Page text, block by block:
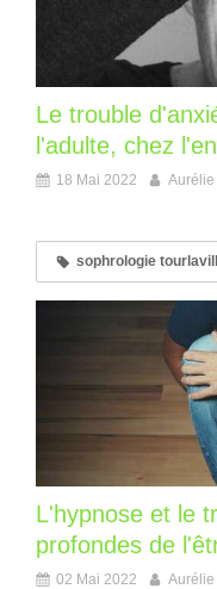
Le trouble
l'adulte, chez
18 Mai 2022 Aurélie
sophrologie
L'hypnose et le
profondes de
02 Mai 2022 Aurélie